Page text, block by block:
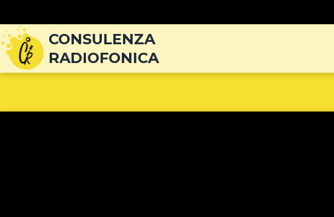
CONSULENZA
RADIOFONICA
articoli